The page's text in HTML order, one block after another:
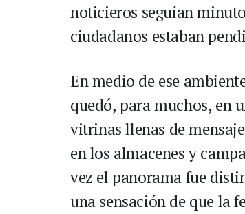
noticieros seguían
ciudadanos estaban
En medio de ese
quedó, para muchos, en
vitrinas llenas de
en los almacenes y
vez el panorama fue
una sensación de que la